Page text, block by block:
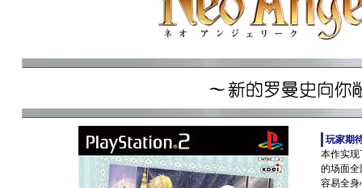
玩家期
本作实现
的场面全
容易全身